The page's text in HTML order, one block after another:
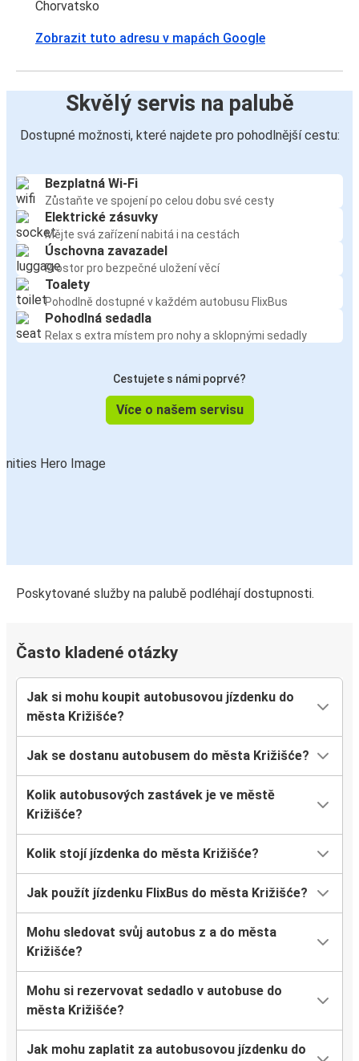
Chorvatsko
Zobrazit tuto adresu v mapách Google
Skvělý servis na palubě
Dostupné možnosti, které najdete pro pohodlnější cestu:
Bezplatná Wi-Fi
Zůstaňte ve spojení po celou dobu své cesty
Elektrické zásuvky
Mějte svá zařízení nabitá i na cestách
Úschovna zavazadel
Prostor pro bezpečné uložení věcí
Toalety
Pohodlně dostupné v každém autobusu FlixBus
Pohodlná sedadla
Relax s extra místem pro nohy a sklopnými sedadly
Cestujete s námi poprvé?
Více o našem servisu
Poskytované služby na palubě podléhají dostupnosti.
Často kladené otázky
Jak si mohu koupit autobusovou jízdenku do
města Križišće?
Jak se dostanu autobusem do města Križišće?
Kolik autobusových zastávek je ve městě
Križišće?
Kolik stojí jízdenka do města Križišće?
Jak použít jízdenku FlixBus do města Križišće?
Mohu sledovat svůj autobus z a do města
Križišće?
Mohu si rezervovat sedadlo v autobuse do
města Križišće?
Jak mohu zaplatit za autobusovou jízdenku do